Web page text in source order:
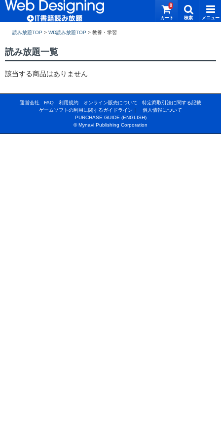
読み放題TOP > WD読み放題TOP >
0
読み放題一覧
該当する商品はありません
運営会社 FAQ 利用規約 オンライン販売について
特定商取引法に関する記載
ゲームソフトの利用に関するガイドライン
個人情報について
PURCHASE GUIDE (ENGLISH)
© Mynavi Publishing Corporation